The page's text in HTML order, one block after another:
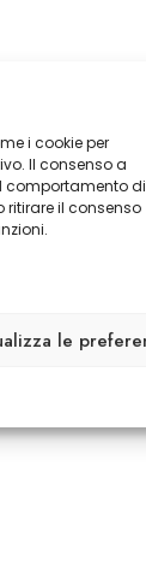
i cookie per
Il consenso a
comportamento di
ritirare il consenso
le